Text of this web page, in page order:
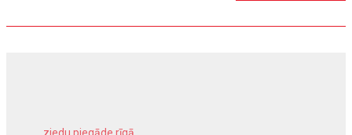
ziedu piegāde rīgā